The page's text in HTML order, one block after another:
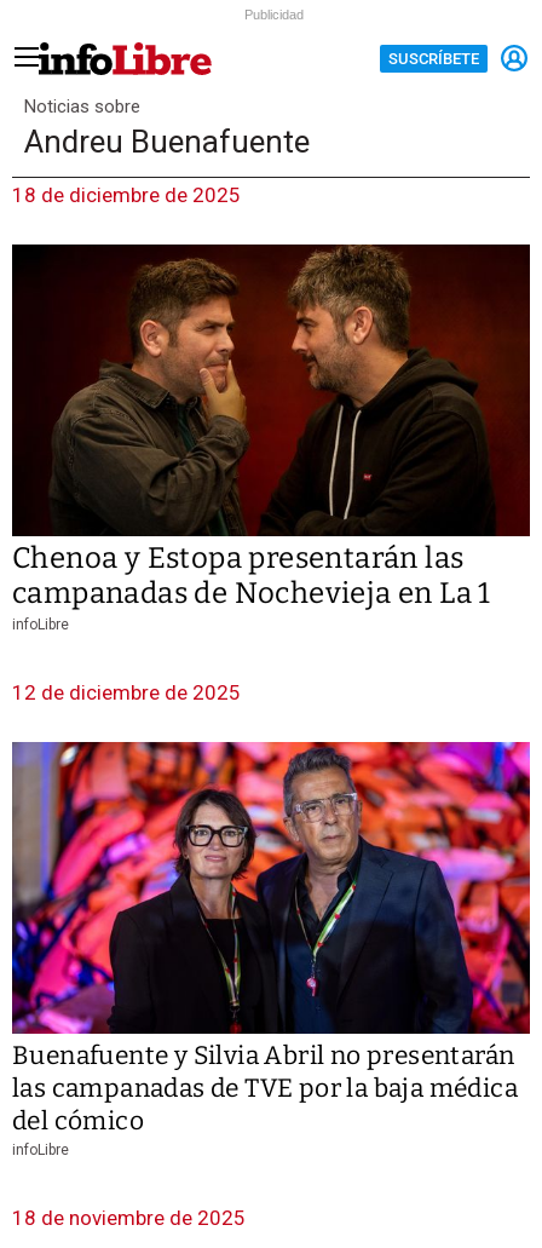
Publicidad
SUSCRÍBETE
Noticias sobre
Andreu Buenafuente
18 de diciembre de 2025
Chenoa y Estopa presentarán las
campanadas de Nochevieja en La 1
infoLibre
12 de diciembre de 2025
Buenafuente y Silvia Abril no presentarán
las campanadas de TVE por la baja médica
del cómico
infoLibre
18 de noviembre de 2025